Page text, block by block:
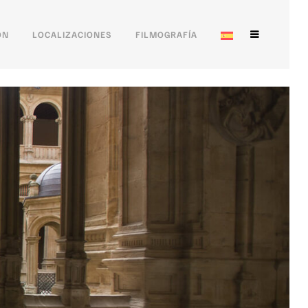
LOCALIZACIONES FILMOGRAFÍA